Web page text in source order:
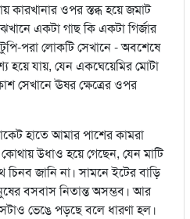
কারখানার ওপর স্তব্ধ হয়ে জমাট
একটা গাছ কি একটা গির্জার
পরা লোকটি সেখানে - অবশেষে
হয়ে যায়, যেন একঘেয়েমির মোটা
সেখানে ঊষর ক্ষেত্রের ওপর
হাতে আমার পাশের কামরা
উধাও হয়ে গেছেন, যেন মাটি
জানি না। সামনে ইটের বাড়ি
বসবাস নিতান্ত অসম্ভব। আর
ভেঙে পড়ছে বলে ধারণা হল।